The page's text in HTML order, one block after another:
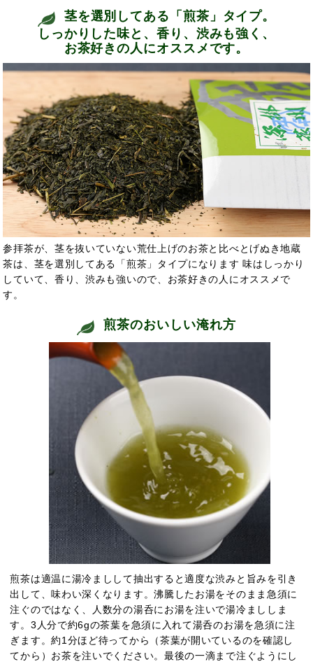
茎を選別してある「煎茶」タイプ。
しっかりした味と、香り、渋みも強く、
お茶好きの人にオススメです。
参拝茶が、茎を抜いていない荒仕上げのお茶と比べとげぬき地蔵
茶は、茎を選別してある「煎茶」タイプになります 味はしっかり
していて、香り、渋みも強いので、お茶好きの人にオススメで
す。
煎茶のおいしい淹れ方
煎茶は適温に湯冷ましして抽出すると適度な渋みと旨みを引き
出して、味わい深くなります。沸騰したお湯をそのまま急須に
注ぐのではなく、人数分の湯呑にお湯を注いで湯冷まししま
す。3人分で約6gの茶葉を急須に入れて湯呑のお湯を急須に注
ぎます。約1分ほど待ってから（茶葉が開いているのを確認し
てから）お茶を注いでください。最後の一滴まで注ぐようにし